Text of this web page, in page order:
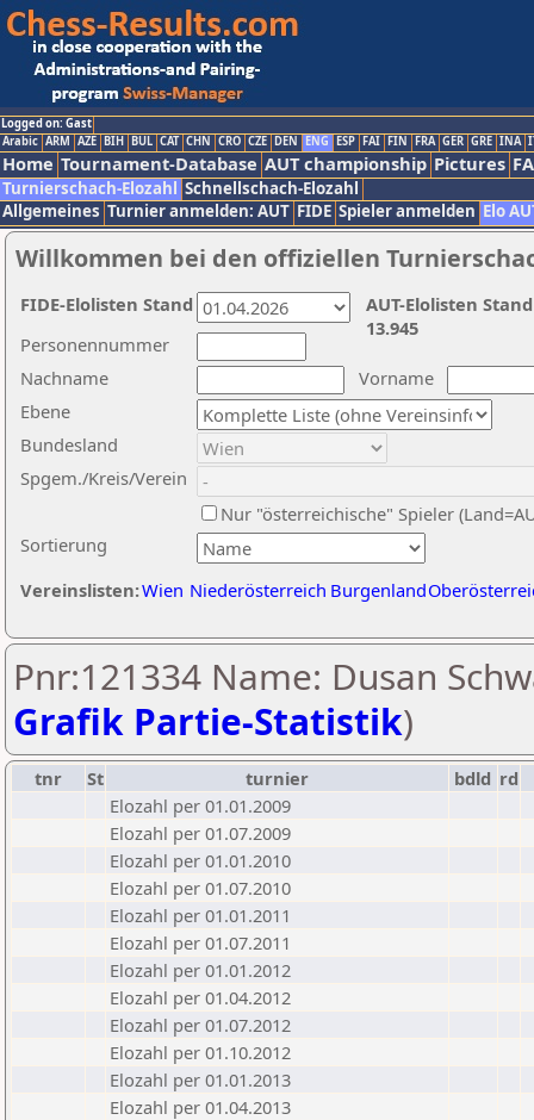
Logged on: Gast
Arabic ARM AZE BIH BUL CAT CHN CRO CZE DEN ENG ESP FAI FIN FRA GER GRE INA
Home Tournament-Database AUT championship Pictures
Turnierschach-Elozahl Schnellschach-Elozahl
Allgemeines Turnier anmelden: AUT FIDE Spieler anmelden Elo
Willkommen bei den offiziellen
Nachname
Vorname
Ebene
Sortierung
Personennummer
Bundesland
Spgem./Kreis/Verein
Nur "österreichische" Spieler
Vereinslisten:Wien Niederösterreich Burgenland
AUT-Elolisten
13.945
FIDE-Elolisten Stand
Pnr:121334 Name: Dusan
Grafik Partie-Statistik)
tnr St turnier bdld rd
Elozahl per 01.01.2009
Elozahl per 01.07.2009
Elozahl per 01.01.2010
Elozahl per 01.07.2010
Elozahl per 01.01.2011
Elozahl per 01.07.2011
Elozahl per 01.01.2012
Elozahl per 01.04.2012
Elozahl per 01.07.2012
Elozahl per 01.10.2012
Elozahl per 01.01.2013
Elozahl per 01.04.2013